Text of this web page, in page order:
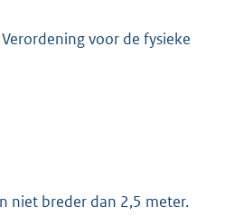
voor de fysieke
niet breder dan 2,5 meter.